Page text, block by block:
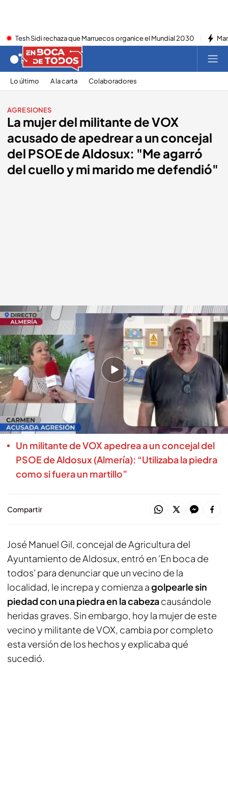
Tesh Sidi rechaza que Marruecos organice el Mundial 2030
Lo último A la carta Colaboradores
AGRESIONES
La mujer del militante de VOX
acusado de apedrear a un concejal
del PSOE de Aldosux: "Me agarró
del cuello y mi marido me defendió"
Carmen, presunta agresora.cuatro.com
En boca de todos
10 JUL 2025 - 12:28h.
Los acusados de apedrear a un concejal
responden: niegan la agresión y acusan al
concejal de golpear a Carmen, pareja del
militante de VOX
Un militante de VOX apedrea a un concejal del
PSOE de Aldosux (Almería): “Utilizaba la piedra
como si fuera un martillo”
Compartir
José Manuel Gil, concejal de Agricultura del
Ayuntamiento de Aldosux, entró en 'En boca de
todos' para denunciar que un vecino de la
localidad, le increpa y comienza agolpearle sin
piedad con una piedra en la cabezacausándole
heridas graves. Sin embargo, hoy la mujer de este
vecino y militante de VOX, cambia por completo
esta versión de los hechos y explicaba qué
sucedió.